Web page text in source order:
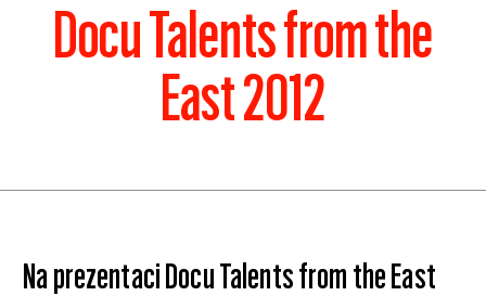
Docu Talents from the
East 2012
Na prezentaci Docu Talents from the East